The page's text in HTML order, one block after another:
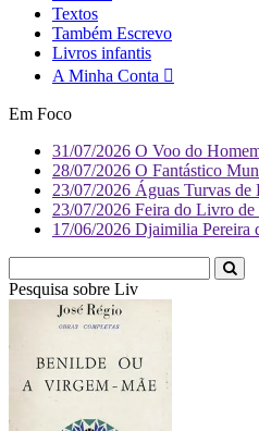
Textos
Também Escrevo
Livros infantis
A Minha Conta
Em Foco
31/07/2026 O Voo do
28/07/2026 O Fantástico
23/07/2026 Águas Turvas de
23/07/2026 Feira do Livro de
17/06/2026 Djaimilia Pereira
Pesquisa sobre Literatura